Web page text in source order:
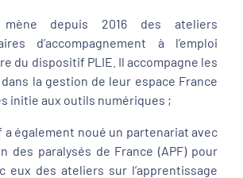
depuis 2016 des ateliers
d’accompagnement à l’emploi
du dispositif PLIE. Il accompagne les
la gestion de leur espace France
initie aux outils numériques ;
a également noué un partenariat avec
des paralysés de France (APF) pour
eux des ateliers sur l’apprentissage